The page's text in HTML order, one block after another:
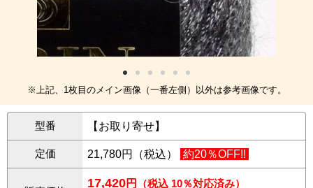
※上記、1枚目のメイン画像（一番左側）以外は参考画像です。
型番 【お取り寄せ】
定価 21,780円（税込） 約20％OFF!!
17,420円
（税込 10％対応済み）